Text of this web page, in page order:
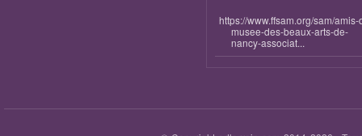
https://www.ffsam.org/sam/amis-
musee-des-beaux-arts-de-
nancy-associat...